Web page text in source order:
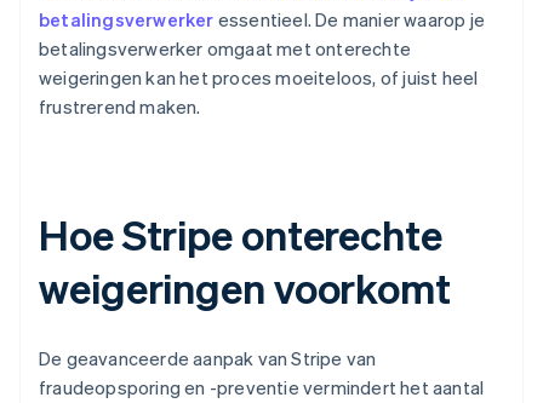
betalingsverwerker essentieel. De manier waarop je
betalingsverwerker omgaat met onterechte
weigeringen kan het proces moeiteloos, of juist heel
frustrerend maken.
Hoe Stripe onterechte
weigeringen voorkomt
De geavanceerde aanpak van Stripe van
fraudeopsporing en -preventie vermindert het aantal